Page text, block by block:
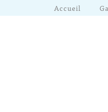
Accueil